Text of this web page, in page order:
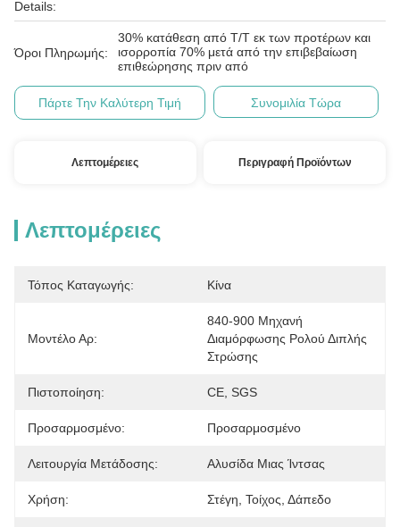
Details:
Όροι Πληρωμής:
30% κατάθεση από T/T εκ των προτέρων και
ισορροπία 70% μετά από την επιβεβαίωση
επιθεώρησης πριν από
Πάρτε Την Καλύτερη Τιμή Συνομιλία Τώρα
Λεπτομέρειες Περιγραφή Προϊόντων
Λεπτομέρειες
Τόπος Καταγωγής: Κίνα
Μοντέλο Αρ:
840-900 Μηχανή
Διαμόρφωσης Ρολού Διπλής
Στρώσης
Πιστοποίηση: CE, SGS
Προσαρμοσμένο: Προσαρμοσμένο
Λειτουργία Μετάδοσης: Αλυσίδα Μιας Ίντσας
Χρήση: Στέγη, Τοίχος, Δάπεδο